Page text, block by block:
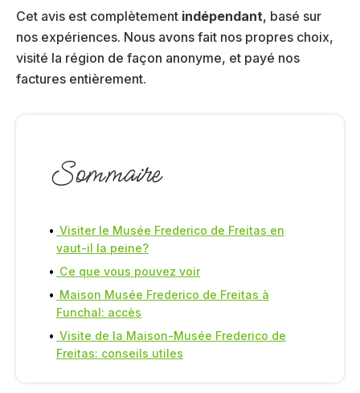
Cet avis est complètement indépendant, basé sur
nos expériences. Nous avons fait nos propres choix,
visité la région de façon anonyme, et payé nos
factures entièrement.
Sommaire
Visiter le Musée Frederico de Freitas en
vaut-il la peine?
Ce que vous pouvez voir
Maison Musée Frederico de Freitas à
Funchal: accès
Visite de la Maison-Musée Frederico de
Freitas: conseils utiles